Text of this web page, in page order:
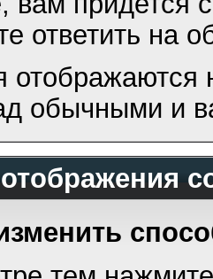
ответить на
отображаются
обычными и